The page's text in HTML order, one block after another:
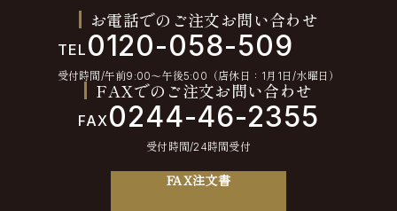
お電話でのご注文お問い合わせ
TEL 0120-058-509
受付時間/午前9:00〜午後5:00（店休日：1月1日/水曜日）
FAXでのご注文お問い合わせ
FAX 0244-46-2355
受付時間/24時間受付
FAX注文書